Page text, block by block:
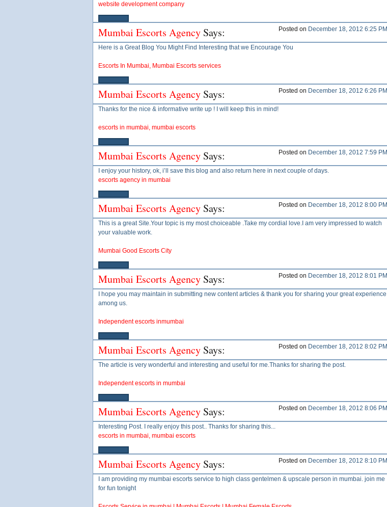
website development company
Mumbai Escorts Agency Says: Posted on December 18, 2012 6:25 PM
Here is a Great Blog You Might Find Interesting that we Encourage You
Escorts In Mumbai, Mumbai Escorts services
Mumbai Escorts Agency Says: Posted on December 18, 2012 6:26 PM
Thanks for the nice & informative write up ! I will keep this in mind!
escorts in mumbai, mumbai escorts
Mumbai Escorts Agency Says: Posted on December 18, 2012 7:59 PM
I enjoy your history, ok, i’ll save this blog and also return here in next couple of days.
escorts agency in mumbai
Mumbai Escorts Agency Says: Posted on December 18, 2012 8:00 PM
This is a great Site.Your topic is my most choiceable .Take my cordial love.I am very impressed to watch
your valuable work.
Mumbai Good Escorts City
Mumbai Escorts Agency Says: Posted on December 18, 2012 8:01 PM
I hope you may maintain in submitting new content articles & thank you for sharing your great experience
among us.
Independent escorts inmumbai
Mumbai Escorts Agency Says: Posted on December 18, 2012 8:02 PM
The article is very wonderful and interesting and useful for me.Thanks for sharing the post.
Independent escorts in mumbai
Mumbai Escorts Agency Says: Posted on December 18, 2012 8:06 PM
Interesting Post. I really enjoy this post.. Thanks for sharing this...
escorts in mumbai, mumbai escorts
Mumbai Escorts Agency Says: Posted on December 18, 2012 8:10 PM
I am providing my mumbai escorts service to high class gentelmen & upscale person in mumbai. join me
for fun tonight